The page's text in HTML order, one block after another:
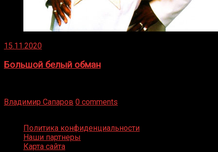
15.11.2020
Большой белый обман
Владимир Сапаров 0 comments
Политика конфиденциальности
Наши партнеры
Карта сайта